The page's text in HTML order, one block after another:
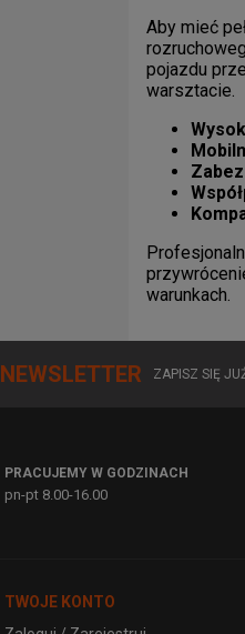
Aby mieć
pojazdu
warsztacie.
warunkach.
NEWSLETTER ZAPISZ SIĘ
PRACUJEMY W GODZINACH
pn-pt 8.00-16.00
TWOJE KONTO